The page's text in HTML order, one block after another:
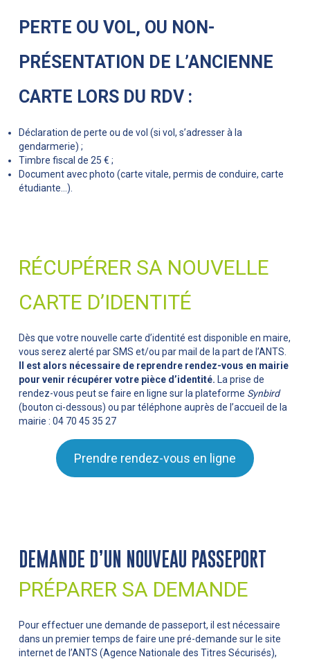
PERTE OU VOL, OU NON-
PRÉSENTATION DE L’ANCIENNE
CARTE LORS DU RDV :
Déclaration de perte ou de vol (si vol, s’adresser à la
gendarmerie) ;
Timbre fiscal de 25 € ;
Document avec photo (carte vitale, permis de conduire, carte
étudiante…).
RÉCUPÉRER SA NOUVELLE
CARTE D’IDENTITÉ
Dès que votre nouvelle carte d’identité est disponible en maire,
vous serez alerté par SMS et/ou par mail de la part de l’ANTS.
Il est alors nécessaire de reprendre rendez-vous en mairie
pour venir récupérer votre pièce d’identité. La prise de
rendez-vous peut se faire en ligne sur la plateforme Synbird
(bouton ci-dessous) ou par téléphone auprès de l’accueil de la
mairie : 04 70 45 35 27
Prendre rendez-vous en ligne
DEMANDE D’UN NOUVEAU PASSEPORT
PRÉPARER SA DEMANDE
Pour effectuer une demande de passeport, il est nécessaire
dans un premier temps de faire une pré-demande sur le site
internet de l’ANTS (Agence Nationale des Titres Sécurisés),